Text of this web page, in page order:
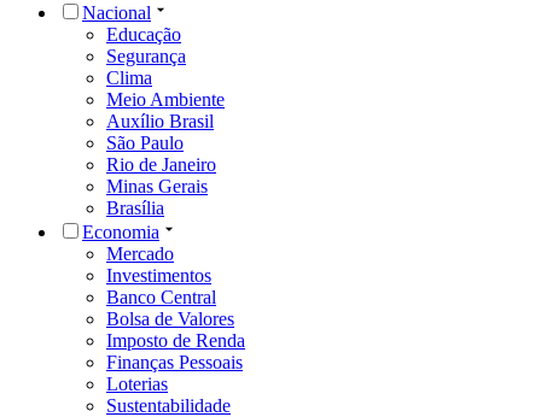
Nacional
Educação
Segurança
Clima
Meio Ambiente
Auxílio Brasil
São Paulo
Rio de Janeiro
Minas Gerais
Brasília
Economia
Mercado
Investimentos
Banco Central
Bolsa de Valores
Imposto de Renda
Finanças Pessoais
Loterias
Sustentabilidade